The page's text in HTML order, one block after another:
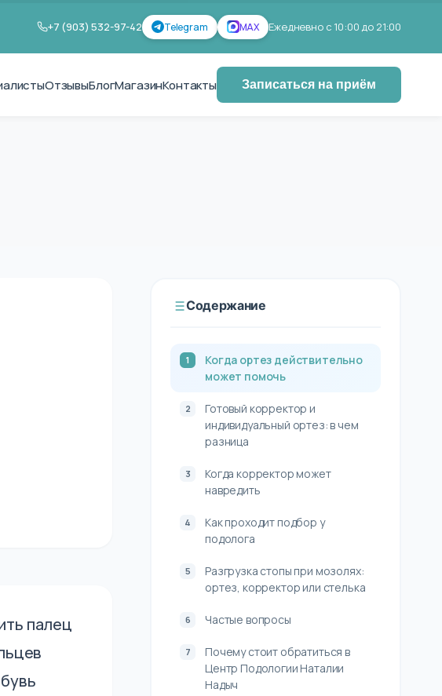
+7 (903) 532-97-42 Telegram MAX Ежедневно с 10:00 до 21:00
ОтзывыБлогМагазинКонтакты Записаться на приём
палец
Содержание
Когда ортез действительно
может помочь
Готовый корректор и
индивидуальный ортез: в чем
разница
Когда корректор может
навредить
Как проходит подбор у
подолога
Разгрузка стопы при мозолях:
ортез, корректор или стелька
Частые вопросы
Почему стоит обратиться в
Центр Подологии Наталии
Надыч